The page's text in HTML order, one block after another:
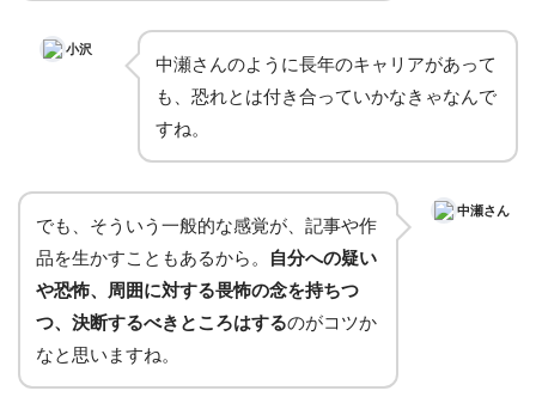
小沢
中瀬さんのように長年のキャリアがあって
も、恐れとは付き合っていかなきゃなんで
すね。
でも、そういう一般的な感覚が、記事や作
品を生かすこともあるから。
自分への疑い
や恐怖、周囲に対する畏怖の念を持ちつ
つ、決断するべきところはするのがコツか
なと思いますね。
中瀬さん